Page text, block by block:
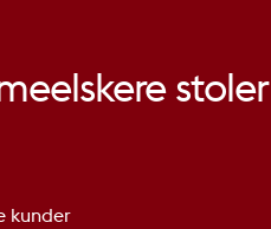
stoler
kunder